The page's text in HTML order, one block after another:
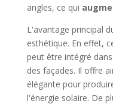
angles, ce qui
L'avantage principal
esthétique. En effet,
peut être intégré
des façades. Il offre
élégante pour
l'énergie solaire. De